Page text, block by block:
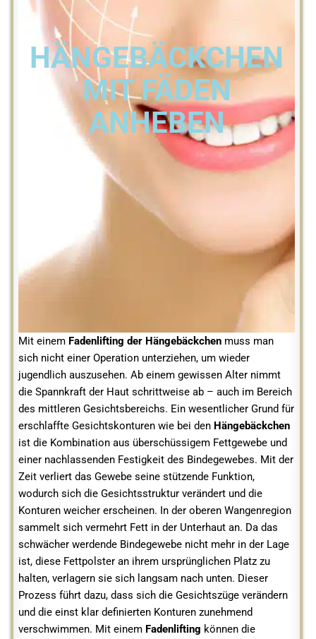
HÄNGEBÄCKCHEN
MIT FÄDEN
ANHEBEN
Mit einem Fadenlifting der Hängebäckchen muss man
sich nicht einer Operation unterziehen, um wieder
jugendlich auszusehen. Ab einem gewissen Alter nimmt
die Spannkraft der Haut schrittweise ab – auch im Bereich
des mittleren Gesichtsbereichs. Ein wesentlicher Grund für
erschlaffte Gesichtskonturen wie bei den Hängebäckchen
ist die Kombination aus überschüssigem Fettgewebe und
einer nachlassenden Festigkeit des Bindegewebes. Mit der
Zeit verliert das Gewebe seine stützende Funktion,
wodurch sich die Gesichtsstruktur verändert und die
Konturen weicher erscheinen. In der oberen Wangenregion
sammelt sich vermehrt Fett in der Unterhaut an. Da das
schwächer werdende Bindegewebe nicht mehr in der Lage
ist, diese Fettpolster an ihrem ursprünglichen Platz zu
halten, verlagern sie sich langsam nach unten. Dieser
Prozess führt dazu, dass sich die Gesichtszüge verändern
und die einst klar definierten Konturen zunehmend
verschwimmen. Mit einem Fadenlifting können die